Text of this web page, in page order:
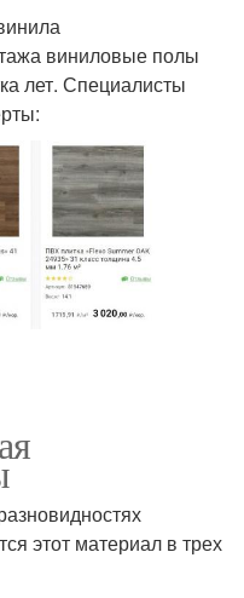
виниловые полы
лет. Специалисты
этот материал в трех